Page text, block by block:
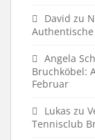
David zu
Angela
Bruchköbel:
Februar
Lukas zu
Tennisclub